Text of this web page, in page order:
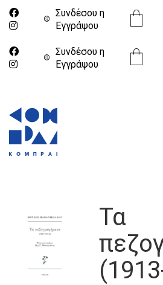
Συνδέσου η
Eγγράψου
Συνδέσου η
Eγγράψου
Τα